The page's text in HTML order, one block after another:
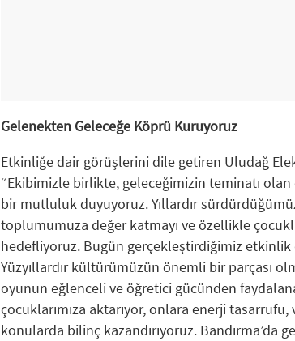
Gelenekten Geleceğe Köprü Kuruyoruz
Etkinliğe dair görüşlerini dile getiren Uludağ
“Ekibimizle birlikte, geleceğimizin teminatı
bir mutluluk duyuyoruz. Yıllardır
toplumumuza değer katmayı ve özellikle
hedefliyoruz. Bugün gerçekleştirdiğimiz etkinlik
Yüzyıllardır kültürümüzün önemli bir parçası
oyunun eğlenceli ve öğretici gücünden
çocuklarımıza aktarıyor, onlara enerji
konularda bilinç kazandırıyoruz.